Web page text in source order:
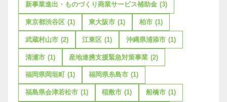
新事業進出・ものづくり商業サービス補助金 (3)
東京都渋谷区 (1) 東大阪市 (1) 柏市 (1)
武蔵村山市 (2) 江東区 (1) 沖縄県浦添市 (1)
清瀬市 (1) 産地連携支援緊急対策事業 (2)
福岡県岡垣町 (1) 福岡県糸島市 (1)
福島県会津若松市 (1) 稲敷市 (1) 船橋市 (1)